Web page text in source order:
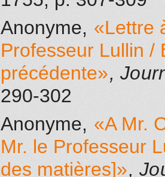
Anonyme, «Lettre
Professeur Lullin /
précédente»,
290-302
Anonyme, «A Mr.
Mr. le Professeur
des matières]»,